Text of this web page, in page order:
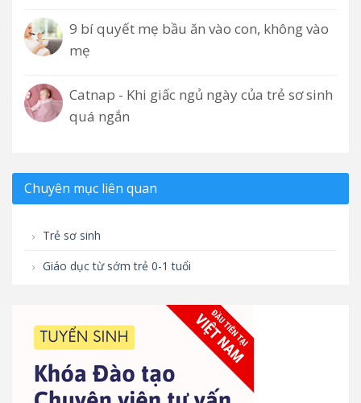
9 bí quyết mẹ bầu ăn vào con, không vào
mẹ
Catnap - Khi giấc ngủ ngày của trẻ sơ sinh
quá ngắn
Chuyên mục liên quan
Trẻ sơ sinh
Giáo dục từ sớm trẻ 0-1 tuổi